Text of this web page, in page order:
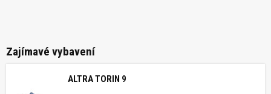
Zajímavé vybavení
ALTRA TORIN 9